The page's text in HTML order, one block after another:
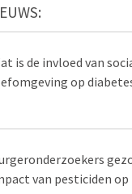
is de invloed van
op
van pesticiden